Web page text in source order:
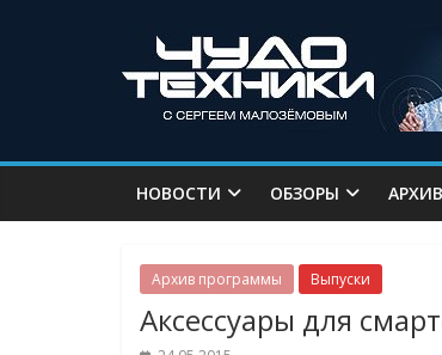
НОВОСТИ ОБЗОРЫ
Архив программы Выпуски
Аксессуары для